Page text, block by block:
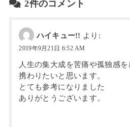
2件のコメント
ハイキュー!! より:
2019年9月21日 6:52 AM
人生の集大成を苦痛や孤独感を
携わりたいと思います。
とても参考になりました
ありがとうございます。